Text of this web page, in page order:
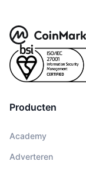
Producten
Academy
Adverteren